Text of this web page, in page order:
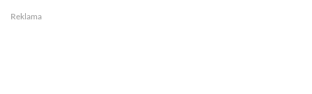
Reklama